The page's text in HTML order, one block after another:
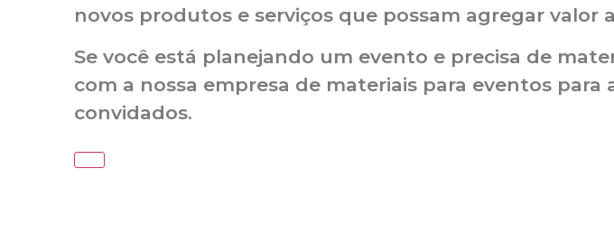
novos produtos e serviços que possam agregar valor
Se você está planejando um evento e precisa de
com a nossa empresa de materiais para eventos
convidados.